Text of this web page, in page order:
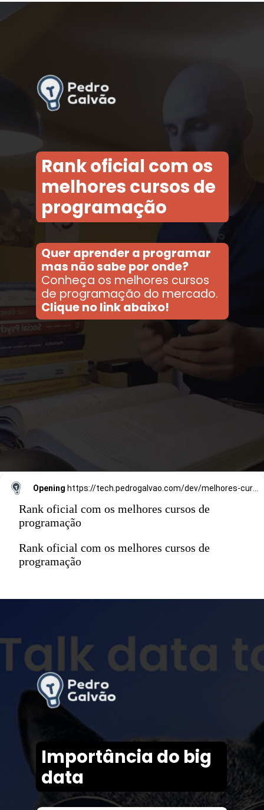
Quer aprender a programar
mas não sabe por onde?
Conheça os melhores cursos
de programação do mercado.
Clique no link abaixo!
Rank oficial com os
melhores cursos de
programação
Opening
Rank oficial com os melhores cursos de
programação
Rank oficial com os melhores cursos de
programação
Importância do big
data